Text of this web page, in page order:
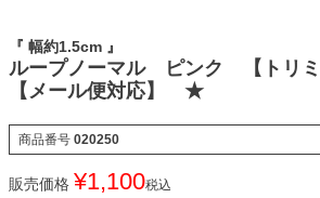
『 幅約1.5cm 』
ループノーマル ピンク 【トリ
【メール便対応】 ★
商品番号 020250
販売価格 ¥1,100税込